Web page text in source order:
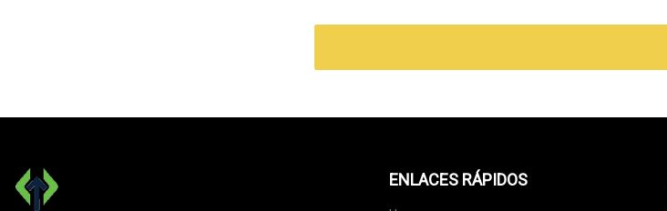
ENLACES RÁPIDOS